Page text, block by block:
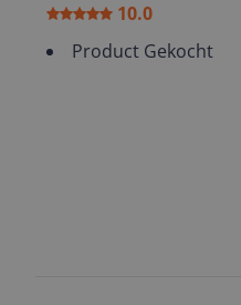
10.0
Product Gekocht